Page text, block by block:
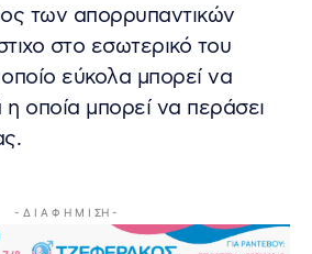
των απορρυπαντικών
στο εσωτερικό του
εύκολα μπορεί να
η οποία μπορεί να περάσει
- Δ Ι Α Φ Η Μ Ι ΣΗ -